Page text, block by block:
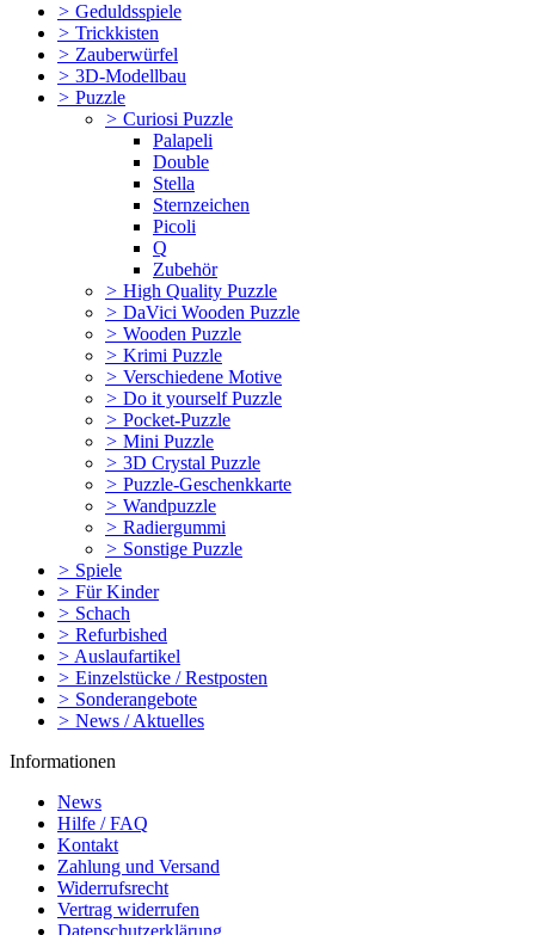
> Geduldsspiele
> Trickkisten
> Zauberwürfel
> 3D-Modellbau
> Puzzle
> Curiosi Puzzle
Palapeli
Double
Stella
Sternzeichen
Picoli
Q
Zubehör
> High Quality Puzzle
> DaVici Wooden Puzzle
> Wooden Puzzle
> Krimi Puzzle
> Verschiedene Motive
> Do it yourself Puzzle
> Pocket-Puzzle
> Mini Puzzle
> 3D Crystal Puzzle
> Puzzle-Geschenkkarte
> Wandpuzzle
> Radiergummi
> Sonstige Puzzle
> Spiele
> Für Kinder
> Schach
> Refurbished
> Auslaufartikel
> Einzelstücke / Restposten
> Sonderangebote
> News / Aktuelles
Informationen
News
Hilfe / FAQ
Kontakt
Zahlung und Versand
Widerrufsrecht
Vertrag widerrufen
Datenschutzerklärung